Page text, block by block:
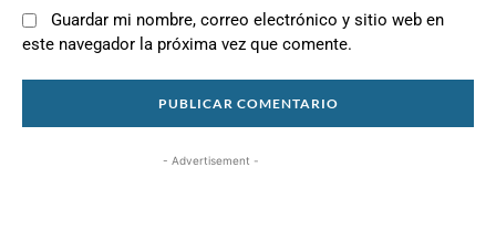
Guardar mi nombre, correo electrónico y sitio web en
este navegador la próxima vez que comente.
- Advertisement -